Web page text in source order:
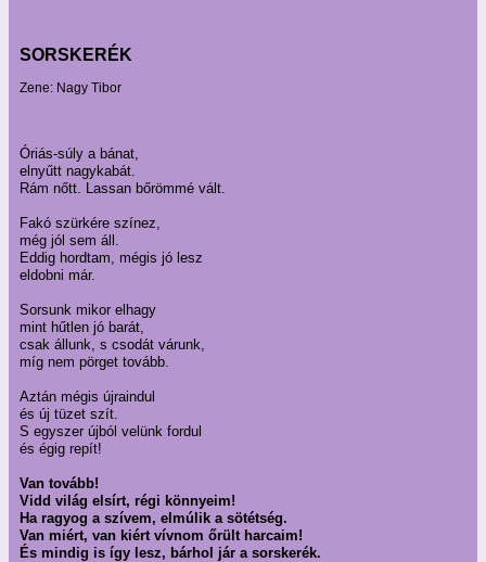
SORSKERÉK
Zene: Nagy Tibor
Óriás-súly a bánat,
elnyűtt nagykabát.
Rám nőtt. Lassan bőrömmé vált.
Fakó szürkére színez,
még jól sem áll.
Eddig hordtam, mégis jó lesz
eldobni már.
Sorsunk mikor elhagy
mint hűtlen jó barát,
csak állunk, s csodát várunk,
míg nem pörget tovább.
Aztán mégis újraindul
és új tüzet szít.
S egyszer újból velünk fordul
és égig repít!
Van tovább!
Vidd világ elsírt, régi könnyeim!
Ha ragyog a szívem, elmúlik a sötétség.
Van miért, van kiért vívnom őrült harcaim!
És mindig is így lesz, bárhol jár a sorskerék.